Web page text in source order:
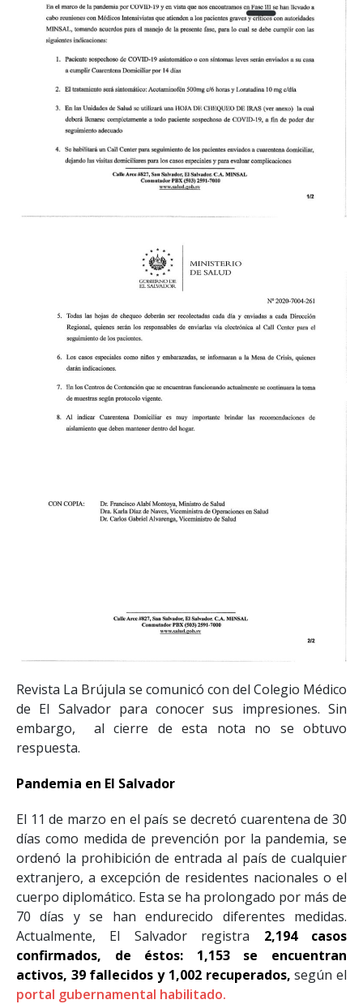
Revista La Brújula se comunicó con del Colegio Médico
de El Salvador para conocer sus impresiones. Sin
embargo, al cierre de esta nota no se obtuvo
respuesta.
Pandemia en El Salvador
El 11 de marzo en el país se decretó cuarentena de 30
días como medida de prevención por la pandemia, se
ordenó la prohibición de entrada al país de cualquier
extranjero, a excepción de residentes nacionales o el
cuerpo diplomático. Esta se ha prolongado por más de
70 días y se han endurecido diferentes medidas.
Actualmente, El Salvador registra 2,194 casos
confirmados, de éstos: 1,153 se encuentran
activos, 39 fallecidos y 1,002 recuperados, según el
portal gubernamental habilitado.